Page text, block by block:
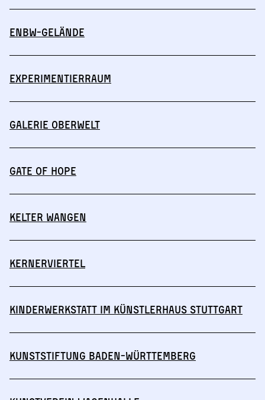
ENBW-Gelände
Experimentierraum
Galerie Oberwelt
Gate of Hope
Kelter Wangen
Kernerviertel
Kinderwerkstatt im Künstlerhaus Stuttgart
Kunststiftung Baden-Württemberg